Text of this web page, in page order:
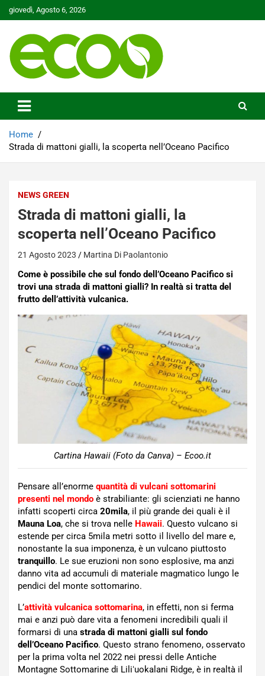
Skip
to
giovedì, Agosto 6, 2026
Ecoo.it
Home
Strada di mattoni gialli, la scoperta nell’Oceano Pacifico
NEWS GREEN
Strada di mattoni gialli, la
scoperta nell’Oceano Pacifico
21 Agosto 2023 Martina Di Paolantonio
Come è possibile che sul fondo dell’Oceano Pacifico si
trovi una strada di mattoni gialli? In realtà si tratta del
frutto dell’attività vulcanica.
Cartina Hawaii (Foto da Canva) – Ecoo.it
Pensare all’enorme quantità di vulcani sottomarini
presenti nel mondo è strabiliante: gli scienziati ne hanno
infatti scoperti circa 20mila, il più grande dei quali è il
Mauna Loa, che si trova nelle Hawaii. Questo vulcano si
estende per circa 5mila metri sotto il livello del mare e,
nonostante la sua imponenza, è un vulcano piuttosto
tranquillo. Le sue eruzioni non sono esplosive, ma anzi
danno vita ad accumuli di materiale magmatico lungo le
pendici del monte sottomarino.
L’attività vulcanica sottomarina, in effetti, non si ferma
mai e anzi può dare vita a fenomeni incredibili quali il
formarsi di una strada di mattoni gialli sul fondo
dell’Oceano Pacifico. Questo strano fenomeno, osservato
per la prima volta nel 2022 nei pressi delle Antiche
Montagne Sottomarine di Liliʻuokalani Ridge, è in realtà il